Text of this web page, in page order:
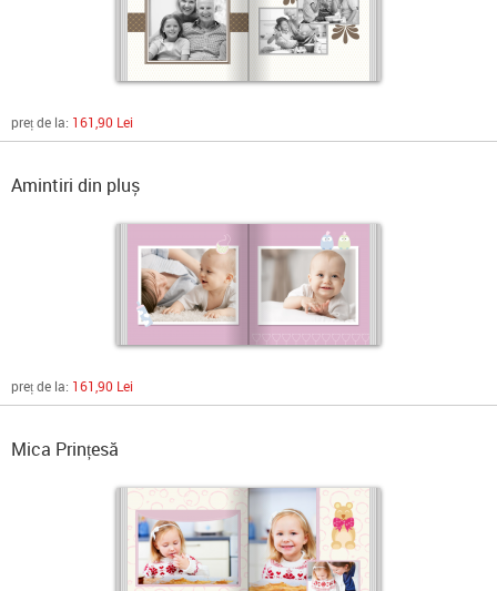
preț de la: 161,90 Lei
Amintiri din pluș
preț de la: 161,90 Lei
Mica Prințesă